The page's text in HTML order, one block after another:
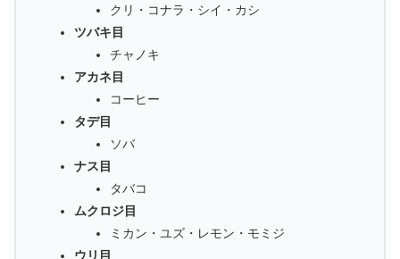
クリ・コナラ・シイ・カシ
ツバキ目
チャノキ
アカネ目
コーヒー
タデ目
ソバ
ナス目
タバコ
ムクロジ目
ミカン・ユズ・レモン・モミジ
ウリ目